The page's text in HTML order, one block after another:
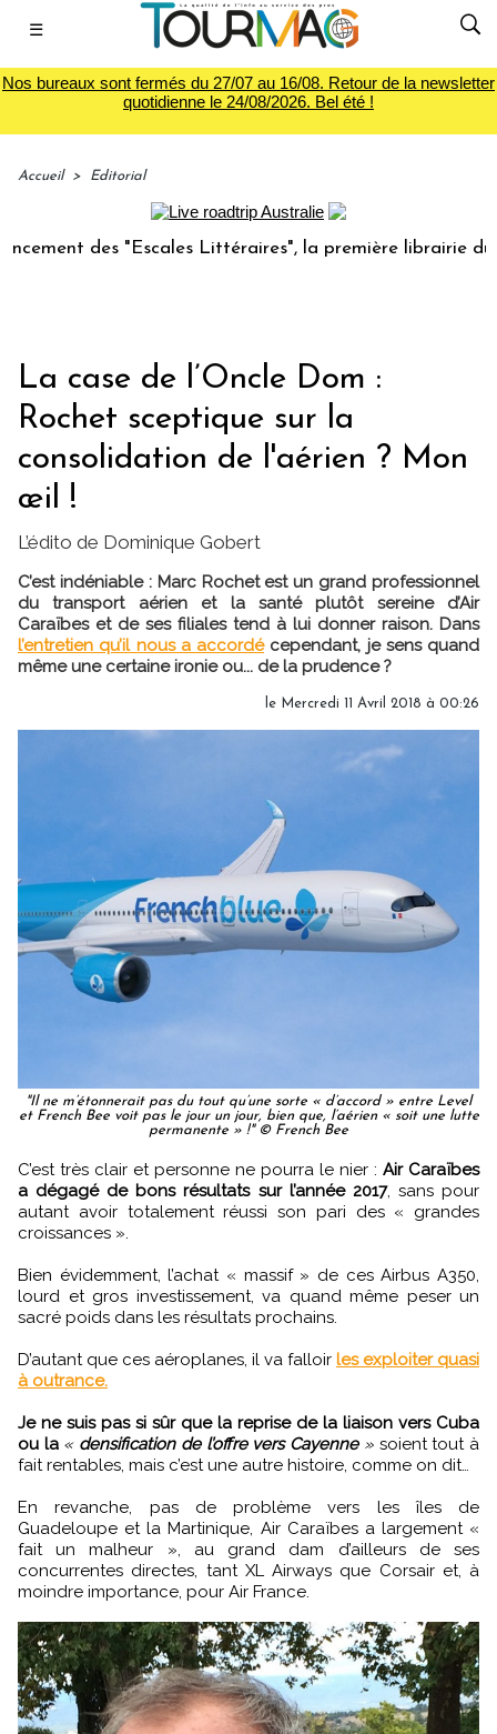
☰
Nos bureaux sont fermés du 27/07 au 16/08. Retour de la newsletter
quotidienne le 24/08/2026. Bel été !
Accueil > Editorial
des "Escales Littéraires", la première librairie du voyage
La case de l’Oncle Dom :
Rochet sceptique sur la
consolidation de l'aérien ? Mon
œil !
L’édito de Dominique Gobert
C’est indéniable : Marc Rochet est un grand professionnel
du transport aérien et la santé plutôt sereine d’Air
Caraïbes et de ses filiales tend à lui donner raison. Dans
l’entretien qu’il nous a accordécependant, je sens quand
même une certaine ironie ou... de la prudence ?
le Mercredi 11 Avril 2018 à 00:26
"Il ne m’étonnerait pas du tout qu’une sorte « d’accord » entre Level
et French Bee voit pas le jour un jour, bien que, l’aérien « soit une lutte
permanente » !" © French Bee
C’est très clair et personne ne pourra le nier : Air Caraïbes
a dégagé de bons résultats sur l’année 2017, sans pour
autant avoir totalement réussi son pari des « grandes
croissances ».
Bien évidemment, l’achat « massif » de ces Airbus A350,
lourd et gros investissement, va quand même peser un
sacré poids dans les résultats prochains.
D’autant que ces aéroplanes, il va falloir les exploiter quasi
à outrance.
Je ne suis pas si sûr que la reprise de la liaison vers Cuba
ou la « densification de l’offre vers Cayenne»soient tout à
fait rentables, mais c’est une autre histoire, comme on dit…
En revanche, pas de problème vers les îles de
Guadeloupe et la Martinique, Air Caraïbes a largement «
fait un malheur », au grand dam d’ailleurs de ses
concurrentes directes, tant XL Airways que Corsair et, à
moindre importance, pour Air France.